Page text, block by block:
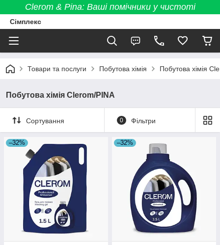
Clerom & Pina: Ваші помічники у чистоті
Сімплекс
Товари та послуги Побутова хімія Побутова хімія
Побутова хімія Clerom/PINA
Сортування 0 Фільтри
–32% –32%